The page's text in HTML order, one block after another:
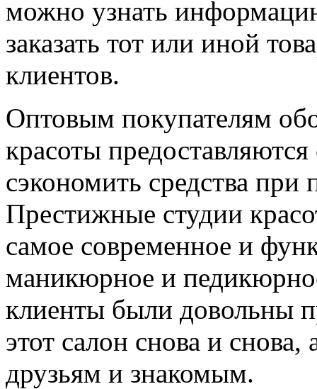
можно узнать
заказать тот или иной
клиентов.
Оптовым покупателям
красоты
сэкономить средства при
Престижные студии
самое современное и
маникюрное и
клиенты были довольны
этот салон снова и снова,
друзьям и знакомым.